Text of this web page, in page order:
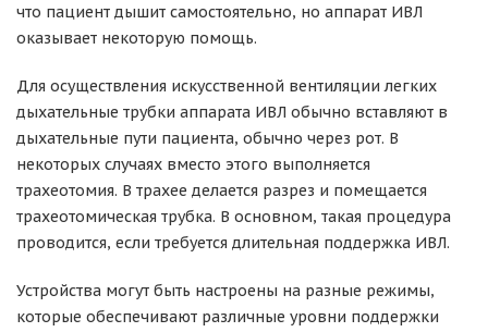
что пациент дышит самостоятельно, но аппарат ИВЛ
оказывает некоторую помощь.
Для осуществления искусственной вентиляции легких
дыхательные трубки аппарата ИВЛ обычно вставляют в
дыхательные пути пациента, обычно через рот. В
некоторых случаях вместо этого выполняется
трахеотомия. В трахее делается разрез и помещается
трахеотомическая трубка. В основном, такая процедура
проводится, если требуется длительная поддержка ИВЛ.
Устройства могут быть настроены на разные режимы,
которые обеспечивают различные уровни поддержки